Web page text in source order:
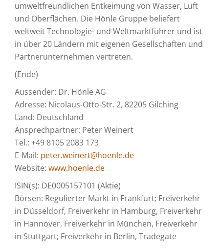
umweltfreundlichen Entkeimung von Wasser, Luft
und Oberflächen. Die Hönle Gruppe beliefert
weltweit Technologie- und Weltmarktführer und ist
in über 20 Ländern mit eigenen Gesellschaften und
Partnerunternehmen vertreten.
(Ende)
Aussender: Dr. Hönle AG
Adresse: Nicolaus-Otto-Str. 2, 82205 Gilching
Land: Deutschland
Ansprechpartner: Peter Weinert
Tel.: +49 8105 2083 173
E-Mail: peter.weinert@hoenle.de
Website: www.hoenle.de
ISIN(s): DE0005157101 (Aktie)
Börsen: Regulierter Markt in Frankfurt; Freiverkehr
in Düsseldorf, Freiverkehr in Hamburg, Freiverkehr
in Hannover, Freiverkehr in München, Freiverkehr
in Stuttgart; Freiverkehr in Berlin, Tradegate